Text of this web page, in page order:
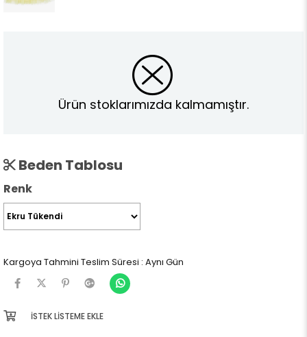
Ürün stoklarımızda kalmamıştır.
Beden Tablosu
Renk
Kargoya Tahmini Teslim Süresi : Aynı Gün
İSTEK LISTEME EKLE